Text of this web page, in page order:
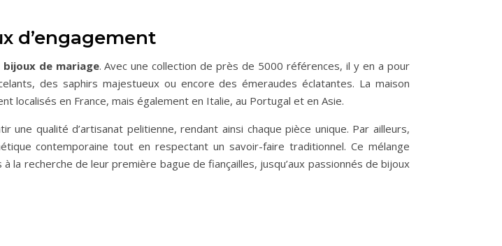
d’engagement
bijoux de mariage. Avec une collection de près de 5000 références, il y en a pour
des saphirs majestueux ou encore des émeraudes éclatantes. La maison
localisés en France, mais également en Italie, au Portugal et en Asie.
qualité d’artisanat pelitienne, rendant ainsi chaque pièce unique. Par ailleurs,
contemporaine tout en respectant un savoir-faire traditionnel. Ce mélange
la recherche de leur première bague de fiançailles, jusqu’aux passionnés de bijoux